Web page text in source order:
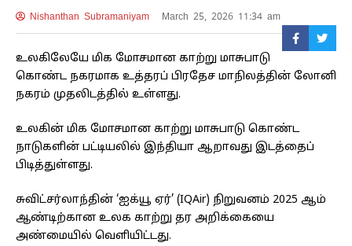
Nishanthan Subramaniyam March 25, 2026 11:34 am
உலகிலேயே மிக மோசமான காற்று மாசுபாடு
கொண்ட நகரமாக உத்தரப் பிரதேச மாநிலத்தின் லோனி
நகரம் முதலிடத்தில் உள்ளது.
உலகின் மிக மோசமான காற்று மாசுபாடு கொண்ட
நாடுகளின் பட்டியலில் இந்தியா ஆறாவது இடத்தைப்
பிடித்துள்ளது.
சுவிட்சர்லாந்தின் ‘ஐக்யூ ஏர்’ (IQAir) நிறுவனம் 2025 ஆம்
ஆண்டிற்கான உலக காற்று தர அறிக்கையை
அண்மையில் வெளியிட்டது.